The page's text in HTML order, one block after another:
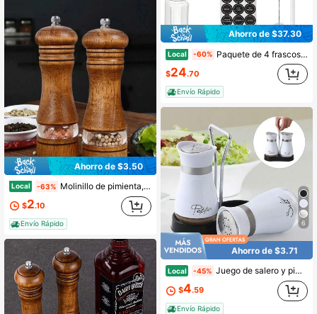
Ahorro de $3.50
Local -63% Molinillo de pimienta, juego de molinillos de sal y pimienta de madera, molinillo de sal marina doméstico, molinillo de especias de madera, molinillo de pimienta manual, triturador de especias, botella de especias reutilizable, juego de molinillos de pimienta recargable con ventana de visualización de acrílico y rotor de molienda de cerámica ajustable, adecuado para barbacoas, picnics, acampadas, utensilios de cocina, regalos de San Valentín, decoración de cocina.
$2.10
Envío Rápido
Ahorro de $37.30
Local -60% Paquete de 4 frascos de especias de acacia, recipientes de especias de 113 g (con tapas de acacia), frascos de vidrio con etiquetas, cajas cuadradas para almacenar especias, recipientes para especias de cocina
$24.70
Envío Rápido
6
Ahorro de $3.71
Local -45% Juego de salero y pimentero, recipientes de acero inoxidable para sal con botella de vidrio para mesa, cocina, caravana, camping, barbacoa, juego de 2, disponible en varios colores.
$4.59
Envío Rápido